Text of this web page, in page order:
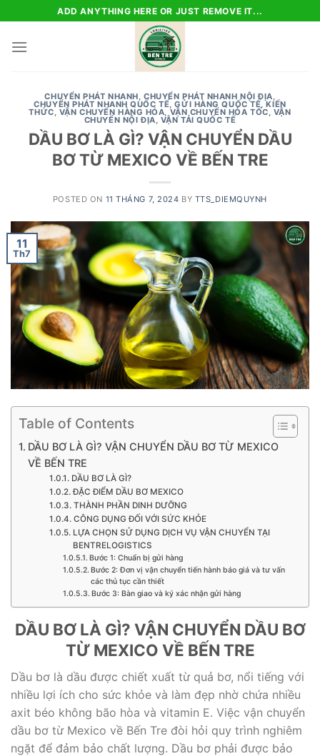
to
content
ADD ANYTHING HERE OR JUST REMOVE IT...
CHUYỂN PHÁT NHANH,CHUYỂN PHÁT NHANH NỘI ĐỊA,
CHUYỂN PHÁT NHANH QUỐC TẾ,GỬI HÀNG QUỐC TẾ,KIẾN
THỨC, VẬN CHUYỂN HÀNG HÓA, VẬN CHUYỂN HỎA TỐC, VẬN
CHUYỂN NỘI ĐỊA, VẬN TẢI QUỐC TẾ
DẦU BƠ LÀ GÌ? VẬN CHUYỂN DẦU
BƠ TỪ MEXICO VỀ BẾN TRE
POSTED ON 11 THÁNG 7, 2024 BY TTS_DIEMQUYNH
11
Th7
Table of Contents
DẦU BƠ LÀ GÌ? VẬN CHUYỂN DẦU BƠ TỪ MEXICO
VỀ BẾN TRE
DẦU BƠ LÀ GÌ?
ĐẶC ĐIỂM DẦU BƠ MEXICO
THÀNH PHẦN DINH DƯỠNG
CÔNG DỤNG ĐỐI VỚI SỨC KHỎE
LỰA CHỌN SỬ DỤNG DỊCH VỤ VẬN CHUYỂN TẠI
BENTRELOGISTICS
Bước 1: Chuẩn bị gửi hàng
Bước 2: Đơn vị vận chuyển tiến hành báo giá và tư vấn
các thủ tục cần thiết
Bước 3: Bàn giao và ký xác nhận gửi hàng
DẦU BƠ LÀ GÌ? VẬN CHUYỂN DẦU BƠ
TỪ MEXICO VỀ BẾN TRE
Dầu bơ là dầu được chiết xuất từ quả bơ, nổi tiếng với
nhiều lợi ích cho sức khỏe và làm đẹp nhờ chứa nhiều
axit béo không bão hòa và vitamin E. Việc vận chuyển
dầu bơ từ Mexico về Bến Tre đòi hỏi quy trình nghiêm
ngặt để đảm bảo chất lượng. Dầu bơ phải được bảo